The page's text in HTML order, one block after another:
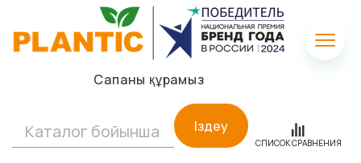
Сапаны құрамыз
Іздеу
СПИСОК СРАВНЕНИЯ